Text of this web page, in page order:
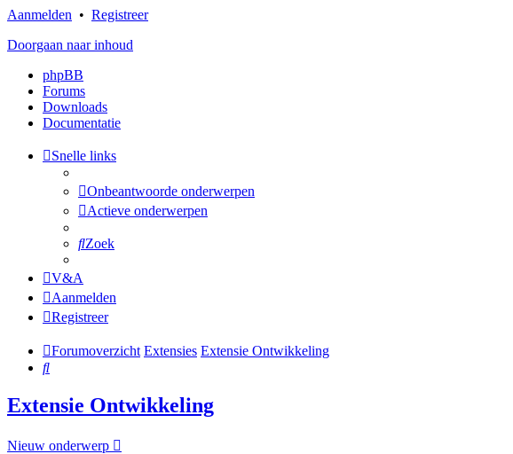
Aanmelden • Registreer
Doorgaan naar inhoud
phpBB
Forums
Downloads
Documentatie
Snelle links
Onbeantwoorde onderwerpen
Actieve onderwerpen
Zoek
V&A
Aanmelden
Registreer
Forumoverzicht Extensies Extensie Ontwikkeling
Zoek
Extensie Ontwikkeling
Nieuw onderwerp